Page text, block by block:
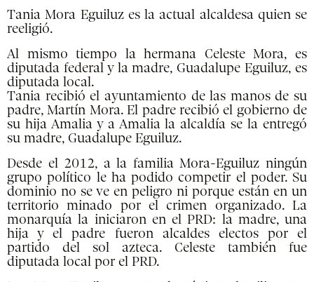
Tania Mora Eguiluz es la actual alcaldesa quien se
reeligió.
Al mismo tiempo la hermana Celeste Mora, es
diputada federal y la madre, Guadalupe Eguiluz, es
diputada local.
Tania recibió el ayuntamiento de las manos de su
padre, Martín Mora. El padre recibió el gobierno de
su hija Amalia y a Amalia la alcaldía se la entregó
su madre, Guadalupe Eguiluz.
Desde el 2012, a la familia Mora-Eguiluz ningún
grupo político le ha podido competir el poder. Su
dominio no se ve en peligro ni porque están en un
territorio minado por el crimen organizado. La
monarquía la iniciaron en el PRD: la madre, una
hija y el padre fueron alcaldes electos por el
partido del sol azteca. Celeste también fue
diputada local por el PRD.